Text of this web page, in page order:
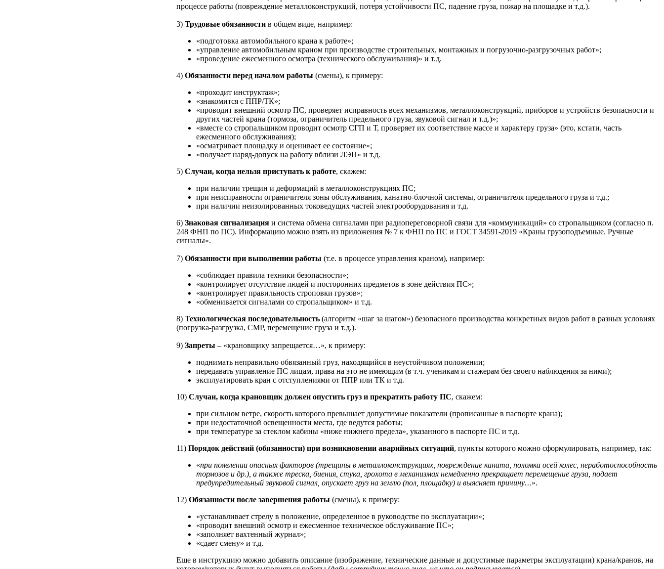
процессе работы (повреждение металлоконструкций, потеря устойчивости ПС, падение груза, пожар на площадке и т.д.).
3) Трудовые обязанности в общем виде, например:
«подготовка автомобильного крана к работе»;
«управление автомобильным краном при производстве строительных, монтажных и погрузочно-разгрузочных работ»;
«проведение ежесменного осмотра (технического обслуживания)» и т.д.
4) Обязанности перед началом работы (смены), к примеру:
«проходит инструктаж»;
«знакомится с ППР/ТК»;
«проводит внешний осмотр ПС, проверяет исправность всех механизмов, металлоконструкций, приборов и устройств безопасности и
других частей крана (тормоза, ограничитель предельного груза, звуковой сигнал и т.д.)»;
«вместе со стропальщиком проводит осмотр СГП и Т, проверяет их соответствие массе и характеру груза» (это, кстати, часть
ежесменного обслуживания);
«осматривает площадку и оценивает ее состояние»;
«получает наряд-допуск на работу вблизи ЛЭП» и т.д.
5) Случаи, когда нельзя приступать к работе, скажем:
при наличии трещин и деформаций в металлоконструкциях ПС;
при неисправности ограничителя зоны обслуживания, канатно-блочной системы, ограничителя предельного груза и т.д.;
при наличии неизолированных токоведущих частей электрооборудования и т.д.
6) Знаковая сигнализация и система обмена сигналами при радиопереговорной связи для «коммуникаций» со стропальщиком (согласно п.
248 ФНП по ПС). Информацию можно взять из приложения № 7 к ФНП по ПС и ГОСТ 34591-2019 «Краны грузоподъемные. Ручные
сигналы».
7) Обязанности при выполнении работы (т.е. в процессе управления краном), например:
«соблюдает правила техники безопасности»;
«контролирует отсутствие людей и посторонних предметов в зоне действия ПС»;
«контролирует правильность строповки грузов»;
«обменивается сигналами со стропальщиком» и т.д.
8) Технологическая последовательность (алгоритм «шаг за шагом») безопасного производства конкретных видов работ в разных условиях
(погрузка-разгрузка, СМР, перемещение груза и т.д.).
9) Запреты – «крановщику запрещается…», к примеру:
поднимать неправильно обвязанный груз, находящийся в неустойчивом положении;
передавать управление ПС лицам, права на это не имеющим (в т.ч. ученикам и стажерам без своего наблюдения за ними);
эксплуатировать кран с отступлениями от ППР или ТК и т.д.
10) Случаи, когда крановщик должен опустить груз и прекратить работу ПС, скажем:
при сильном ветре, скорость которого превышает допустимые показатели (прописанные в паспорте крана);
при недостаточной освещенности места, где ведутся работы;
при температуре за стеклом кабины «ниже нижнего предела», указанного в паспорте ПС и т.д.
11) Порядок действий (обязанности) при возникновении аварийных ситуаций, пункты которого можно сформулировать, например, так:
«при появлении опасных факторов (трещины в металлоконструкциях, повреждение каната, поломка осей колес, неработоспособность
тормозов и др.), а также треска, биения, стука, грохота в механизмах немедленно прекращает перемещение груза, подает
предупредительный звуковой сигнал, опускает груз на землю (пол, площадку) и выясняет причину…».
12) Обязанности после завершения работы (смены), к примеру:
«устанавливает стрелу в положение, определенное в руководстве по эксплуатации»;
«проводит внешний осмотр и ежесменное техническое обслуживание ПС»;
«заполняет вахтенный журнал»;
«сдает смену» и т.д.
Еще в инструкцию можно добавить описание (изображение, технические данные и допустимые параметры эксплуатации) крана/кранов, на